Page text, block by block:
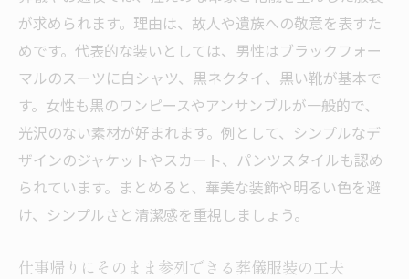
が求められます。理由は、故人や遺族への敬意を表すた
めです。代表的な装いとしては、男性はブラックフォー
マルのスーツに白シャツ、黒ネクタイ、黒い靴が基本で
す。女性も黒のワンピースやアンサンブルが一般的で、
光沢のない素材が好まれます。例として、シンプルなデ
ザインのジャケットやスカート、パンツスタイルも認め
られています。まとめると、華美な装飾や明るい色を避
け、シンプルさと清潔感を重視しましょう。
仕事帰りにそのまま参列できる葬儀服装の工夫